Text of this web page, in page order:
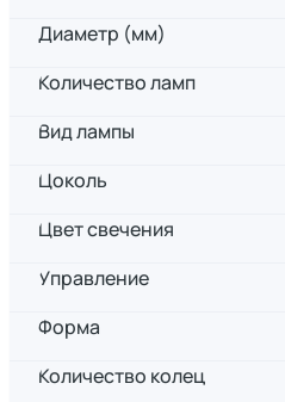
Диаметр (мм)
Количество ламп
Вид лампы
Цоколь
Цвет свечения
Управление
Форма
Количество колец